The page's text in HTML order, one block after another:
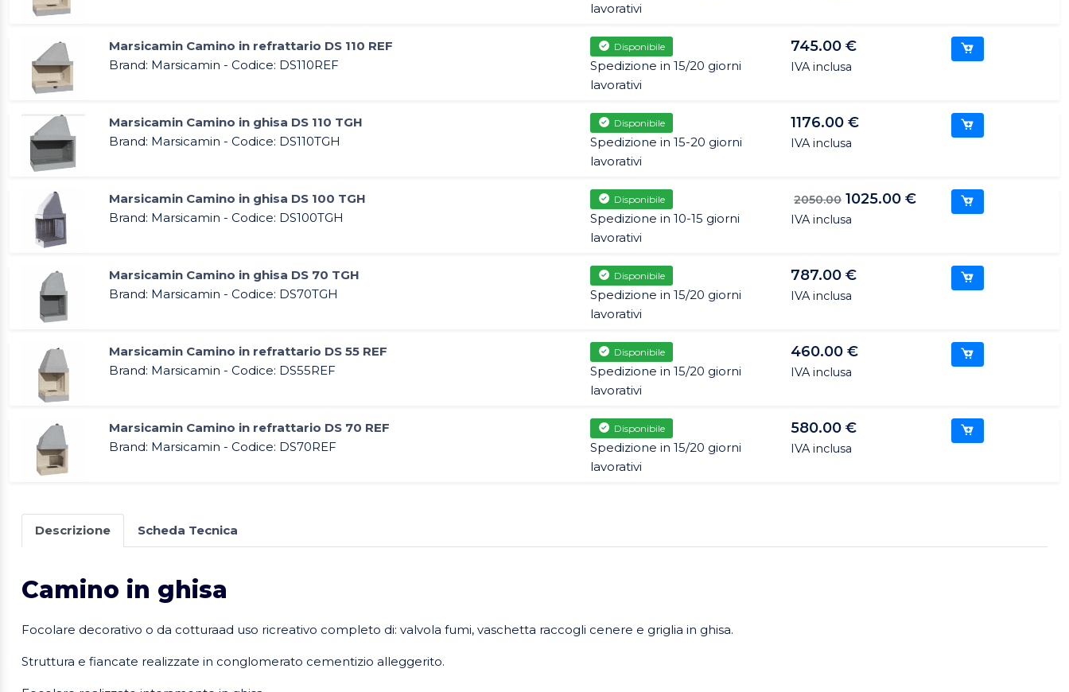
lavorativi
Marsicamin Camino in refrattario DS 110 REF
Brand: Marsicamin - Codice: DS110REF
Disponibile
Spedizione in 15/20 giorni
lavorativi
745.00 €
IVA inclusa
Marsicamin Camino in ghisa DS 110 TGH
Brand: Marsicamin - Codice: DS110TGH
Disponibile
Spedizione in 15-20 giorni
lavorativi
1176.00 €
IVA inclusa
Marsicamin Camino in ghisa DS 100 TGH
Brand: Marsicamin - Codice: DS100TGH
Disponibile
Spedizione in 10-15 giorni
lavorativi
2050.00 1025.00 €
IVA inclusa
Marsicamin Camino in ghisa DS 70 TGH
Brand: Marsicamin - Codice: DS70TGH
Disponibile
Spedizione in 15/20 giorni
lavorativi
787.00 €
IVA inclusa
Marsicamin Camino in refrattario DS 55 REF
Brand: Marsicamin - Codice: DS55REF
Disponibile
Spedizione in 15/20 giorni
lavorativi
460.00 €
IVA inclusa
Marsicamin Camino in refrattario DS 70 REF
Brand: Marsicamin - Codice: DS70REF
Disponibile
Spedizione in 15/20 giorni
lavorativi
580.00 €
IVA inclusa
Descrizione Scheda Tecnica
Camino in ghisa
Focolare decorativo o da cotturaad uso ricreativo completo di: valvola fumi, vaschetta raccogli cenere e griglia in ghisa.
Struttura e fiancate realizzate in conglomerato cementizio alleggerito.